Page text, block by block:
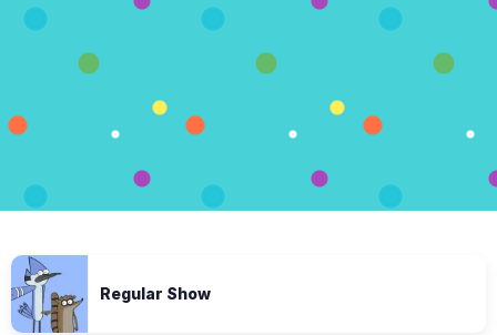
Regular Show